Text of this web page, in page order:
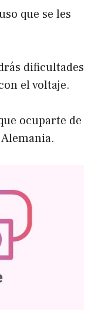
que se les
dificultades
el voltaje.
ocuparte de